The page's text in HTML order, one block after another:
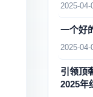
2025-04-
一个好
2025-04-
引领顶
2025年